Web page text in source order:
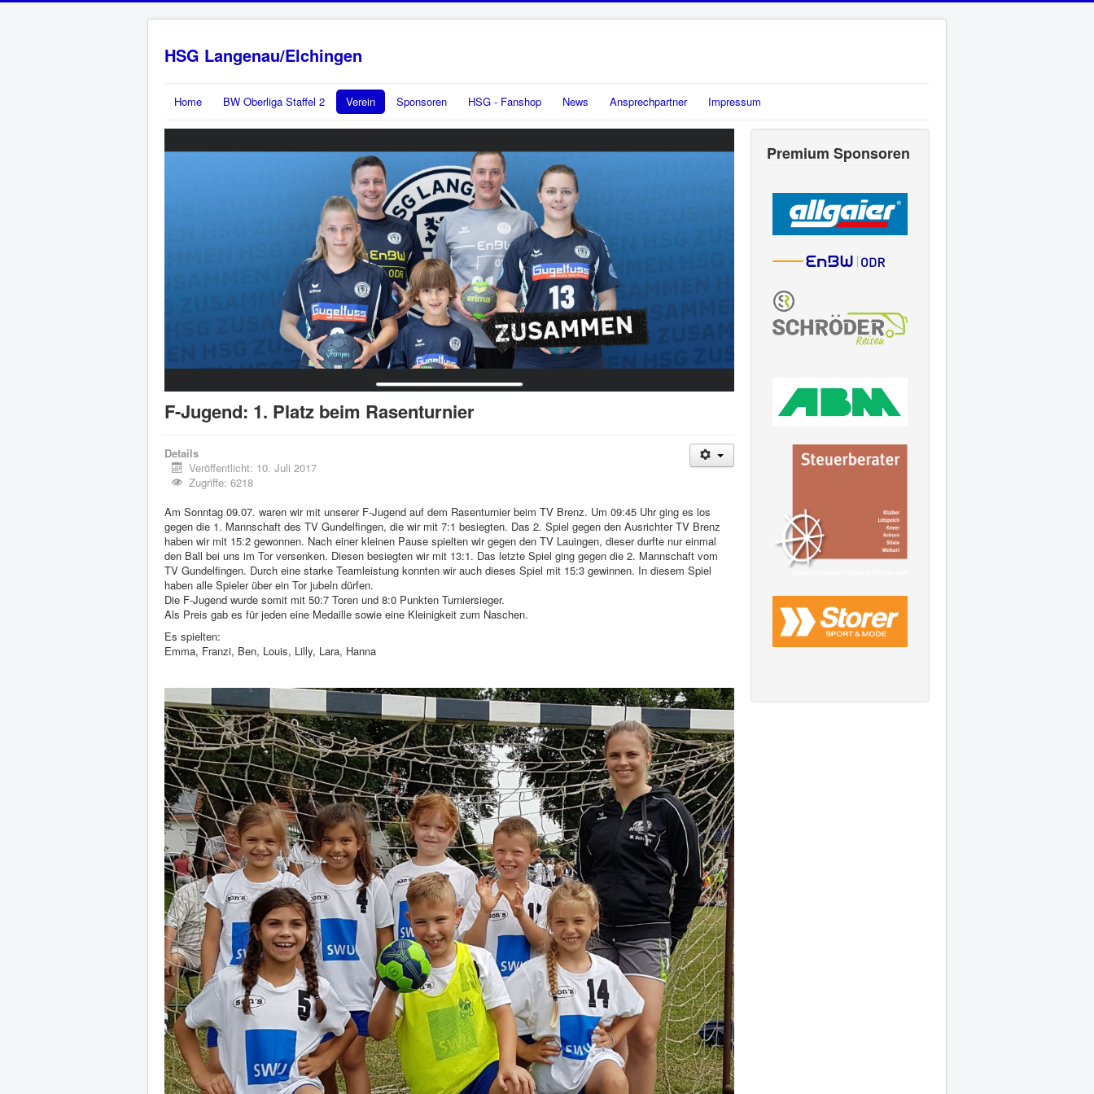
HSG Langenau/Elchingen
Home BW Oberliga Staffel 2 Verein Sponsoren HSG - Fanshop News Ansprechpartner Impressum
F-Jugend: 1. Platz beim Rasenturnier
Details
Veröffentlicht: 10. Juli 2017
Zugriffe: 6218
Am Sonntag 09.07. waren wir mit unserer F-Jugend auf dem Rasenturnier beim TV Brenz. Um 09:45 Uhr ging es los
gegen die 1. Mannschaft des TV Gundelfingen, die wir mit 7:1 besiegten. Das 2. Spiel gegen den Ausrichter TV Brenz
haben wir mit 15:2 gewonnen. Nach einer kleinen Pause spielten wir gegen den TV Lauingen, dieser durfte nur einmal
den Ball bei uns im Tor versenken. Diesen besiegten wir mit 13:1. Das letzte Spiel ging gegen die 2. Mannschaft vom
TV Gundelfingen. Durch eine starke Teamleistung konnten wir auch dieses Spiel mit 15:3 gewinnen. In diesem Spiel
haben alle Spieler über ein Tor jubeln dürfen.
Die F-Jugend wurde somit mit 50:7 Toren und 8:0 Punkten Turniersieger.
Als Preis gab es für jeden eine Medaille sowie eine Kleinigkeit zum Naschen.
Es spielten:
Emma, Franzi, Ben, Louis, Lilly, Lara, Hanna
Premium Sponsoren